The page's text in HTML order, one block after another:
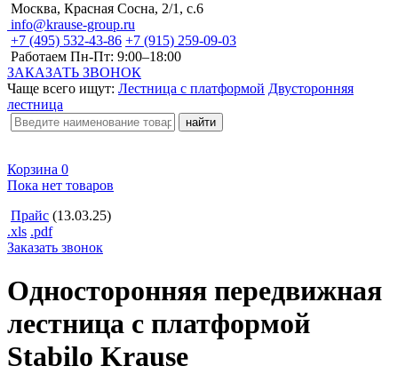
Москва, Красная Сосна, 2/1, с.6
info@krause-group.ru
+7 (495) 532-43-86 +7 (915) 259-09-03
Работаем Пн-Пт: 9:00–18:00
ЗАКАЗАТЬ ЗВОНОК
Чаще всего ищут: Лестница с платформой Двусторонняя
лестница
Корзина 0
Пока нет товаров
Прайс (13.03.25)
.xls .pdf
Заказать звонок
Односторонняя передвижная
лестница с платформой
Stabilo Krause